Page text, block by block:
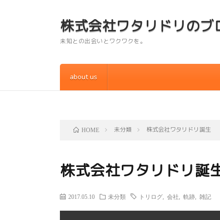
株式会社ワタリドリのブ
未知との出会いとワクワクを。
about us
HOME 未分類 株式会社ワタリドリ誕生
株式会社ワタリドリ誕
2017.05.10 未分類 トリログ 会社 軌跡 雑記